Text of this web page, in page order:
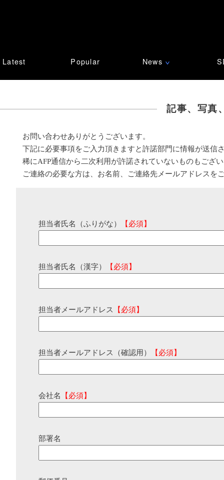
Latest Popular News ∨
記事、写真
お問い合わせありがとうございます。
下記に必要事項をご入力頂きますと許諾部門に情報が送信
稀にAFP通信から二次利用が許諾されていないものもござ
ご連絡の必要な方は、お名前、ご連絡先メールアドレスを
担当者氏名（ふりがな） 【必須】
担当者氏名（漢字） 【必須】
担当者メールアドレス 【必須】
担当者メールアドレス（確認用） 【必須】
会社名 【必須】
部署名